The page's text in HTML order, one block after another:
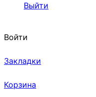
Выйти
Войти
Закладки
Корзина